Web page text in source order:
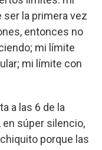
ser la primera vez
entonces no
mi límite
mi límite con
a las 6 de la
en súper silencio,
porque las